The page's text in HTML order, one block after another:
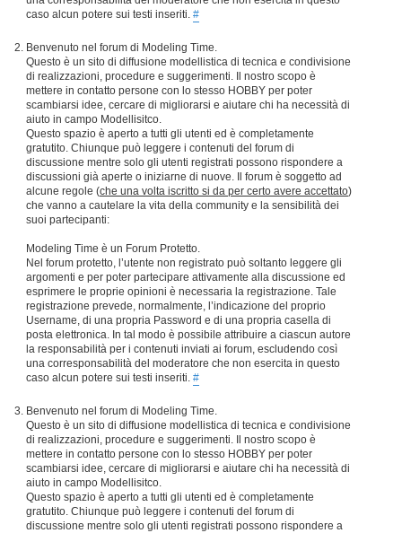
caso alcun potere sui testi inseriti. #
Benvenuto nel forum di Modeling Time.
Questo è un sito di diffusione modellistica di tecnica e condivisione
di realizzazioni, procedure e suggerimenti. Il nostro scopo è
mettere in contatto persone con lo stesso HOBBY per poter
scambiarsi idee, cercare di migliorarsi e aiutare chi ha necessità di
aiuto in campo Modellisitco.
Questo spazio è aperto a tutti gli utenti ed è completamente
gratutito. Chiunque può leggere i contenuti del forum di
discussione mentre solo gli utenti registrati possono rispondere a
discussioni già aperte o iniziarne di nuove. Il forum è soggetto ad
alcune regole (che una volta iscritto si da per certo avere accettato)
che vanno a cautelare la vita della community e la sensibilità dei
suoi partecipanti:
Modeling Time è un Forum Protetto.
Nel forum protetto, l’utente non registrato può soltanto leggere gli
argomenti e per poter partecipare attivamente alla discussione ed
esprimere le proprie opinioni è necessaria la registrazione. Tale
registrazione prevede, normalmente, l’indicazione del proprio
Username, di una propria Password e di una propria casella di
posta elettronica. In tal modo è possibile attribuire a ciascun autore
la responsabilità per i contenuti inviati ai forum, escludendo così
una corresponsabilità del moderatore che non esercita in questo
caso alcun potere sui testi inseriti. #
Benvenuto nel forum di Modeling Time.
Questo è un sito di diffusione modellistica di tecnica e condivisione
di realizzazioni, procedure e suggerimenti. Il nostro scopo è
mettere in contatto persone con lo stesso HOBBY per poter
scambiarsi idee, cercare di migliorarsi e aiutare chi ha necessità di
aiuto in campo Modellisitco.
Questo spazio è aperto a tutti gli utenti ed è completamente
gratutito. Chiunque può leggere i contenuti del forum di
discussione mentre solo gli utenti registrati possono rispondere a